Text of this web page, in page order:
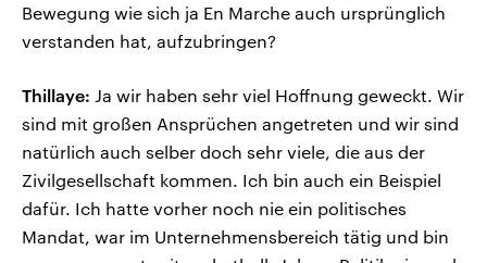
Bewegung wie sich ja En Marche auch ursprünglich
verstanden hat, aufzubringen?
Thillaye: Ja wir haben sehr viel Hoffnung geweckt. Wir
sind mit großen Ansprüchen angetreten und wir sind
natürlich auch selber doch sehr viele, die aus der
Zivilgesellschaft kommen. Ich bin auch ein Beispiel
dafür. Ich hatte vorher noch nie ein politisches
Mandat, war im Unternehmensbereich tätig und bin